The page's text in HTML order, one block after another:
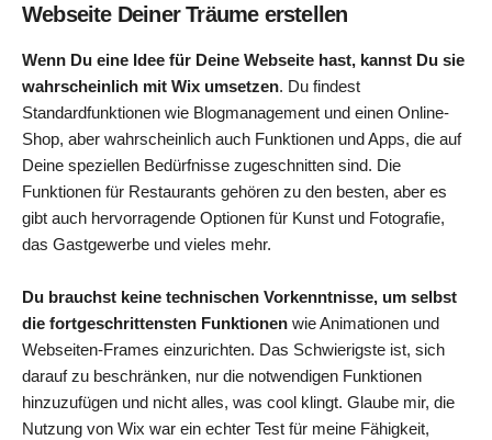
Webseite Deiner Träume erstellen
Wenn Du eine Idee für Deine Webseite hast, kannst Du sie
wahrscheinlich mit Wix umsetzen. Du findest
Standardfunktionen wie Blogmanagement und einen Online-
Shop, aber wahrscheinlich auch Funktionen und Apps, die auf
Deine speziellen Bedürfnisse zugeschnitten sind. Die
Funktionen für Restaurants gehören zu den besten, aber es
gibt auch hervorragende Optionen für Kunst und Fotografie,
das Gastgewerbe und vieles mehr.
Du brauchst keine technischen Vorkenntnisse, um selbst
die fortgeschrittensten Funktionen wie Animationen und
Webseiten-Frames einzurichten. Das Schwierigste ist, sich
darauf zu beschränken, nur die notwendigen Funktionen
hinzuzufügen und nicht alles, was cool klingt. Glaube mir, die
Nutzung von Wix war ein echter Test für meine Fähigkeit,